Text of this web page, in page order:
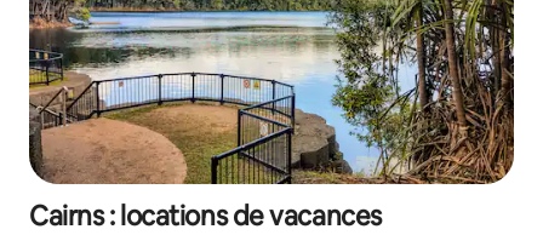
Cairns : locations de vacances